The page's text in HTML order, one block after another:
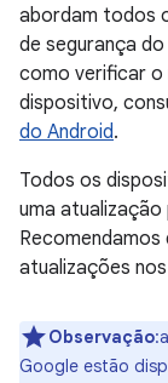
abordam todos
de segurança
como verificar o
dispositivo,
do Android.
Todos os
uma
atualizações
Observação
Google estão